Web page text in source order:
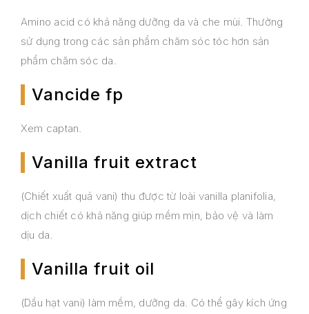
Amino acid có khả năng dưỡng da và che mùi. Thường
sử dụng trong các sản phẩm chăm sóc tóc hơn sản
phẩm chăm sóc da.
Vancide fp
Xem captan.
Vanilla fruit extract
(Chiết xuất quả vani) thu được từ loài vanilla planifolia,
dịch chiết có khả năng giúp mềm mịn, bảo vệ và làm
dịu da.
Vanilla fruit oil
(Dầu hạt vani) làm mềm, dưỡng da. Có thể gây kích ứng